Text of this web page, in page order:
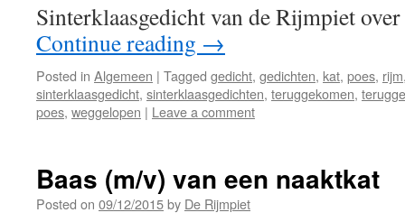
Sinterklaasgedicht van de Rijmpiet
Continue reading →
Posted in Algemeen | Tagged gedicht, gedichten, kat, poes, rijm
sinterklaasgedicht, sinterklaasgedichten, teruggekomen,
poes, weggelopen | Leave a comment
Baas (m/v) van een naaktkat
Posted on 09/12/2015by De Rijmpiet